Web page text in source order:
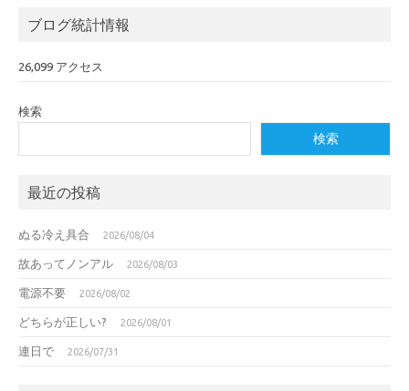
ブログ統計情報
26,099 アクセス
検索
検索
最近の投稿
ぬる冷え具合 2026/08/04
故あってノンアル 2026/08/03
電源不要 2026/08/02
どちらが正しい? 2026/08/01
連日で 2026/07/31